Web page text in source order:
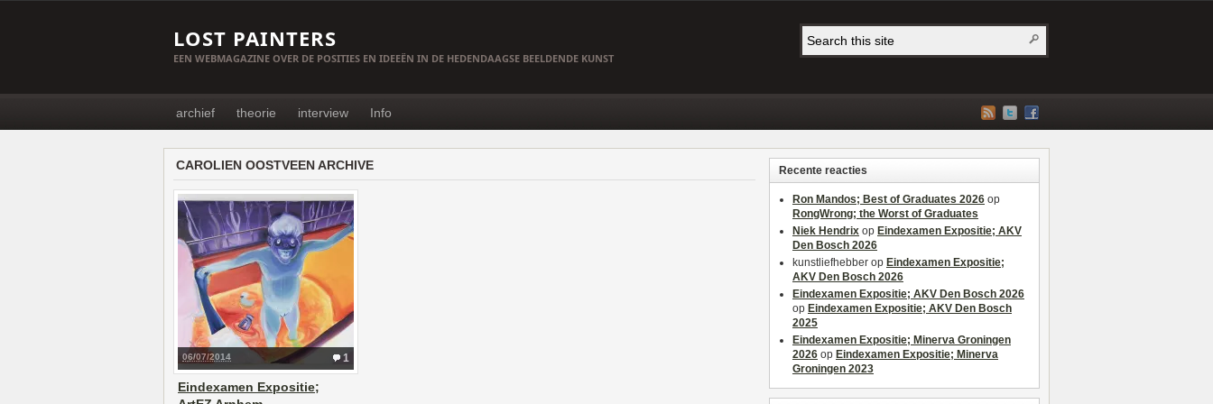
LOST PAINTERS
EEN WEBMAGAZINE OVER DE POSITIES EN IDEEËN IN DE HEDENDAAGSE BEELDENDE KUNST
archief theorie interview Info
CAROLIEN OOSTVEEN ARCHIVE
1
06/07/2014
Eindexamen Expositie;
Recente reacties
Ron Mandos; Best of Graduates 2026 op
RongWrong; the Worst of Graduates
Niek Hendrix op Eindexamen Expositie; AKV
Den Bosch 2026
kunstliefhebber op Eindexamen Expositie;
AKV Den Bosch 2026
Eindexamen Expositie; AKV Den Bosch 2026
op Eindexamen Expositie; AKV Den Bosch
2025
Eindexamen Expositie; Minerva Groningen
2026 op Eindexamen Expositie; Minerva
Groningen 2023